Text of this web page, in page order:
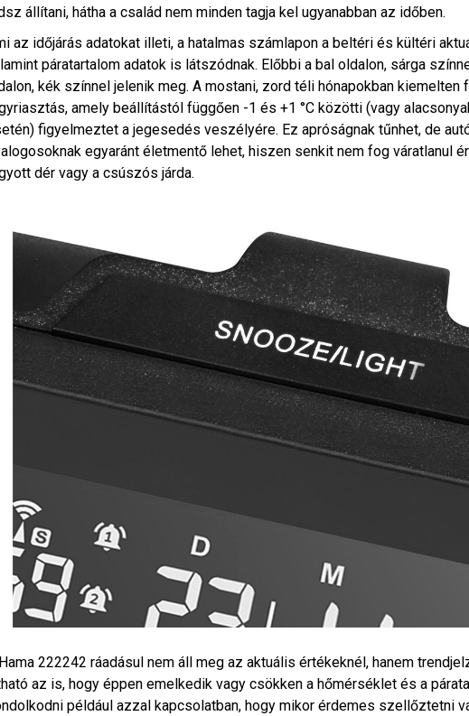
állítani, hátha a család nem minden tagja kel ugyanabban az időben.
az időjárás adatokat illeti, a hatalmas számlapon a beltéri és kültéri
páratartalom adatok is látszódnak. Előbbi a bal oldalon, sárga
kék színnel jelenik meg. A mostani, zord téli hónapokban kiemelten
amely beállítástól függően -1 és +1 °C közötti (vagy
figyelmeztet a jegesedés veszélyére. Ez apróságnak tűnhet, de
egyaránt életmentő lehet, hiszen senkit nem fog váratlanul
dér vagy a csúszós járda.
222242 ráadásul nem áll meg az aktuális értékeknél, hanem
az is, hogy éppen emelkedik vagy csökken a hőmérséklet és a
például azzal kapcsolatban, hogy mikor érdemes szellőztetni